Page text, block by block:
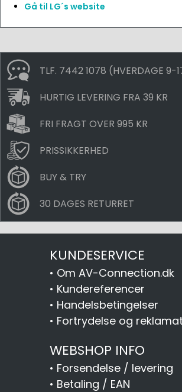
Gå til LG´s website
TLF. 7442 1078 (HVERDAGE 9-
HURTIG LEVERING FRA 39 KR
FRI FRAGT OVER 995 KR
PRISSIKKERHED
BUY & TRY
30 DAGES RETURRET
KUNDESERVICE
• Om AV-Connection.dk
• Kundereferencer
• Handelsbetingelser
• Fortrydelse og
WEBSHOP INFO
• Forsendelse / levering
• Betaling / EAN